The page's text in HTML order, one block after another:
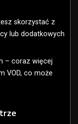
skorzystać z
lub dodatkowych
– coraz więcej
VOD, co może